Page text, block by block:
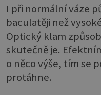
I při normální váze
baculatěji než
Optický klam
skutečně je.
o něco výše, tím se
protáhne.